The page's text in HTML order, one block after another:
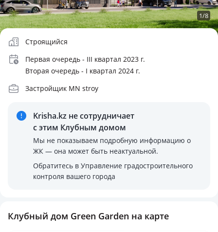
1/8
Строящийся
Первая очередь - III квартал 2023 г.
Вторая очередь - I квартал 2024 г.
Застройщик MN stroy
Krisha.kz не сотрудничает
с этим Клубным домом
Мы не показываем подробную информацию о
ЖК — она может быть неактуальной.
Обратитесь в Управление градостроительного
контроля вашего города
Клубный дом Green Garden на карте